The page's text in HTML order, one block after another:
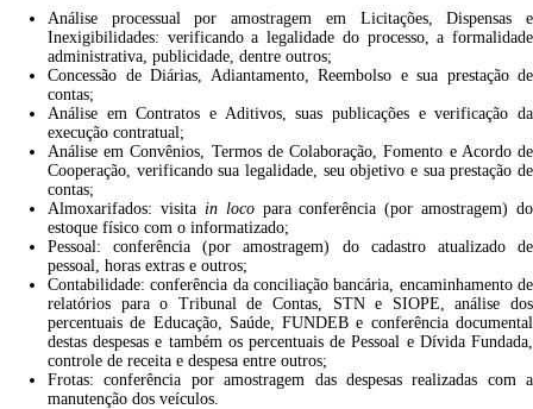
Análise processual por amostragem em Licitações, Dispensas e
Inexigibilidades: verificando a legalidade do processo, a formalidade
administrativa, publicidade, dentre outros;
Concessão de Diárias, Adiantamento, Reembolso e sua prestação de
contas;
Análise em Contratos e Aditivos, suas publicações e verificação da
execução contratual;
Análise em Convênios, Termos de Colaboração, Fomento e Acordo de
Cooperação, verificando sua legalidade, seu objetivo e sua prestação de
contas;
Almoxarifados: visita in locopara conferência (por amostragem) do
estoque físico com o informatizado;
Pessoal: conferência (por amostragem) do cadastro atualizado de
pessoal, horas extras e outros;
Contabilidade: conferência da conciliação bancária, encaminhamento de
relatórios para o Tribunal de Contas, STN e SIOPE, análise dos
percentuais de Educação, Saúde, FUNDEB e conferência documental
destas despesas e também os percentuais de Pessoal e Dívida Fundada,
controle de receita e despesa entre outros;
Frotas: conferência por amostragem das despesas realizadas com a
manutenção dos veículos.